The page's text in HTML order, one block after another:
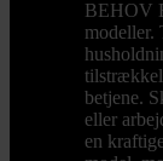
BEHOV
modeller.
betjene.
eller
en